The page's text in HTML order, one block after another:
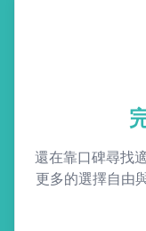
還在靠口碑尋找
更多的選擇自由